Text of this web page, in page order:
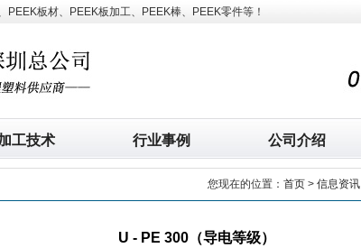
板材、PEEK板加工、PEEK棒、PEEK零件等！
工技术 行业事例 公司介绍
您现在的位置： 首页 > 信息资讯
U - PE 300（导电等级）